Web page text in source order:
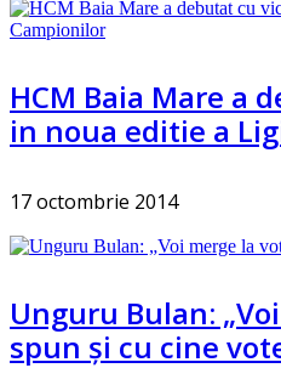
HCM Baia Mare a
in noua editie a
17 octombrie 2014
Unguru Bulan:
spun şi cu cine